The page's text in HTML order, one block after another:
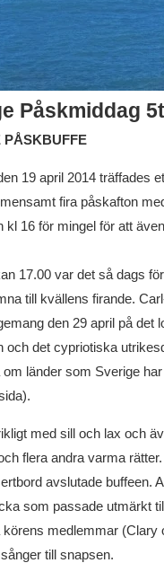
Påskmiddag
PÅSKBUFFE
19 april 2014 träffades
fira påskafton
kl 16 för mingel för att
17.00 var det så dags
till kvällens firande.
den 29 april på det
och det cypriotiska
länder som Sverige
med sill och lax och
flera andra varma
avslutade buffeen.
som passade utmärkt
medlemmar (Clary
till snapsen.